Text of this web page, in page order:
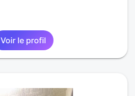
Voir le profil